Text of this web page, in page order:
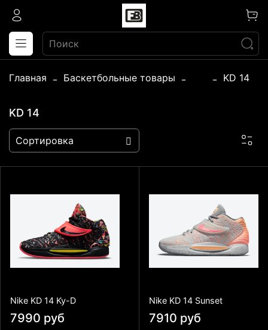
Главная Баскетбольные товары KD 14
KD 14
Nike KD 14 Ky-D
7990 руб
Nike KD 14 Sunset
7910 руб